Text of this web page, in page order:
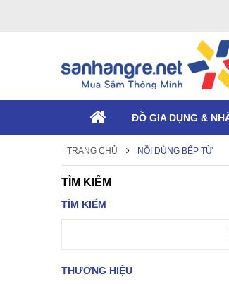
ĐỒ GIA DỤNG &
TRANG CHỦ NỒI DÙNG BẾP TỪ
TÌM KIẾM
TÌM KIẾM
THƯƠNG HIỆU
Nồi Fivestar Inox 304 phủ
270.000 ₫